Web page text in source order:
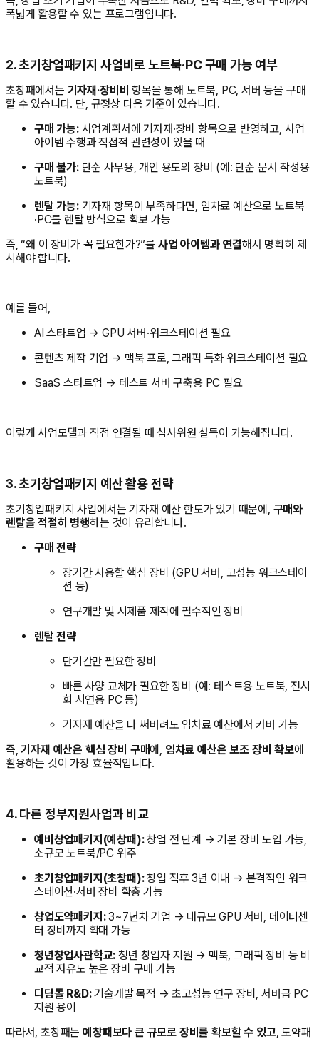
폭넓게 활용할 수 있는 프로그램입니다.
2. 초기창업패키지 사업비로 노트북·PC 구매 가능 여부
초창패에서는 기자재·장비비 항목을 통해 노트북, PC, 서버 등을 구매
할 수 있습니다. 단, 규정상 다음 기준이 있습니다.
구매 가능:사업계획서에 기자재·장비 항목으로 반영하고, 사업
아이템 수행과 직접적 관련성이 있을 때
구매 불가:단순 사무용, 개인 용도의 장비 (예: 단순 문서 작성용
노트북)
렌탈 가능:기자재 항목이 부족하다면, 임차료 예산으로 노트북
·PC를 렌탈 방식으로 확보 가능
즉, “왜 이 장비가 꼭 필요한가?”를 사업 아이템과 연결해서 명확히 제
시해야 합니다.
예를 들어,
AI 스타트업 → GPU 서버·워크스테이션 필요
콘텐츠 제작 기업 → 맥북 프로, 그래픽 특화 워크스테이션 필요
SaaS 스타트업 → 테스트 서버 구축용 PC 필요
이렇게 사업모델과 직접 연결될 때 심사위원 설득이 가능해집니다.
3. 초기창업패키지 예산 활용 전략
초기창업패키지 사업에서는 기자재 예산 한도가 있기 때문에, 구매와
렌탈을 적절히 병행하는 것이 유리합니다.
구매 전략
장기간 사용할 핵심 장비 (GPU 서버, 고성능 워크스테이
션 등)
연구개발 및 시제품 제작에 필수적인 장비
렌탈 전략
단기간만 필요한 장비
빠른 사양 교체가 필요한 장비 (예: 테스트용 노트북, 전시
회 시연용 PC 등)
기자재 예산을 다 써버려도 임차료 예산에서 커버 가능
즉,기자재 예산은 핵심 장비 구매에, 임차료 예산은 보조 장비 확보에
활용하는 것이 가장 효율적입니다.
4. 다른 정부지원사업과 비교
예비창업패키지(예창패):창업 전 단계 → 기본 장비 도입 가능,
소규모 노트북/PC 위주
초기창업패키지(초창패):창업 직후 3년 이내 → 본격적인 워크
스테이션·서버 장비 확충 가능
창업도약패키지:3~7년차 기업 → 대규모 GPU 서버, 데이터센
터 장비까지 확대 가능
청년창업사관학교: 청년 창업자 지원 → 맥북, 그래픽 장비 등 비
교적 자유도 높은 장비 구매 가능
디딤돌 R&D:기술개발 목적 → 초고성능 연구 장비, 서버급 PC
지원 용이
따라서, 초창패는예창패보다 큰 규모로 장비를 확보할 수 있고, 도약패